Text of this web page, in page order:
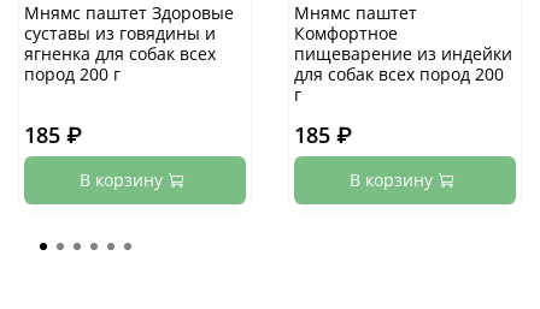
Мнямс паштет Здоровые
суставы из говядины и
ягненка для собак всех
пород 200 г
185 ₽
В корзину
Мнямс паштет
Комфортное
пищеварение из индейки
для собак всех пород 200
г
185 ₽
В корзину